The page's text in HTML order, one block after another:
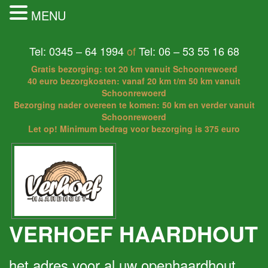
Tel: 0345 – 64 1994ofTel: 06 – 53 55 16 68
Gratis bezorging: tot 20 km vanuit Schoonrewoerd
40 euro bezorgkosten: vanaf 20 km t/m 50 km vanuit
Schoonrewoerd
Bezorging nader overeen te komen: 50 km en verder vanuit
Schoonrewoerd
Let op! Minimum bedrag voor bezorging is 375 euro
VERHOEF HAARDHOUT
MENU